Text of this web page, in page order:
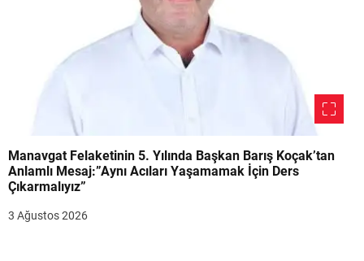
Manavgat Felaketinin 5. Yılında Başkan Barış Koçak’tan
Anlamlı Mesaj:”Aynı Acıları Yaşamamak İçin Ders
Çıkarmalıyız”
3 Ağustos 2026